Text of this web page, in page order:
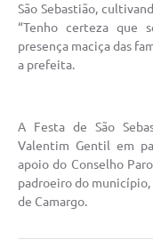
São Sebastião,
“Tenho certeza que
presença maciça das
a prefeita.
A Festa de São
Valentim Gentil em
apoio do Conselho
padroeiro do
de Camargo.